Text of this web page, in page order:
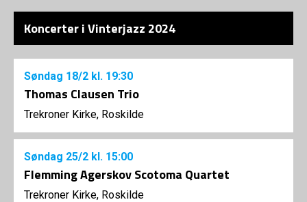
Koncerter i Vinterjazz 2024
Søndag 18/2 kl. 19:30
Thomas Clausen Trio
Trekroner Kirke, Roskilde
Søndag 25/2 kl. 15:00
Flemming Agerskov Scotoma Quartet
Trekroner Kirke, Roskilde